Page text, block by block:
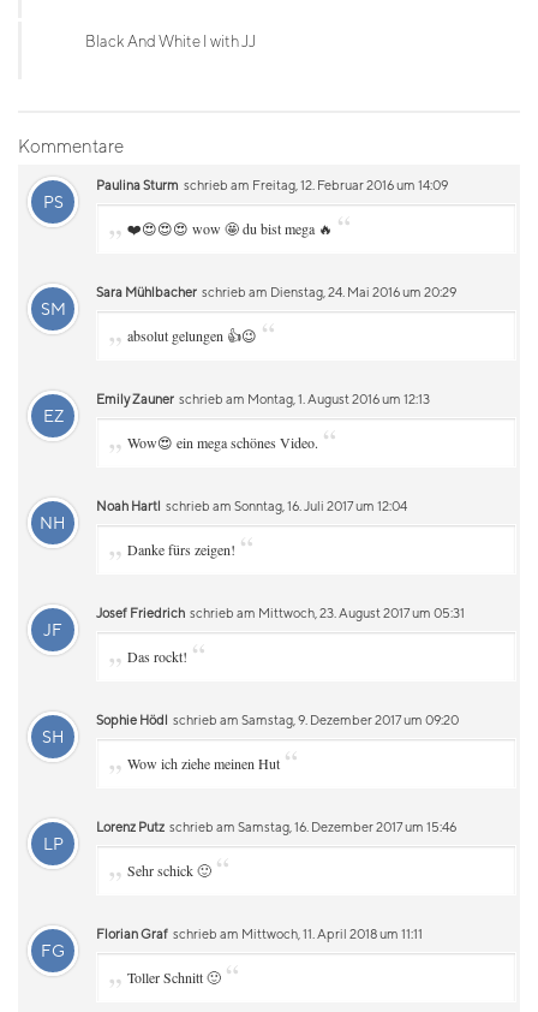
Black And White I with JJ
Kommentare
PS
Paulina Sturm schrieb am Freitag, 12. Februar 2016 um 14:09
„ ❤️😍😍😍 wow 🤩 du bist mega 🔥 “
SM
Sara Mühlbacher schrieb am Dienstag, 24. Mai 2016 um 20:29
„ absolut gelungen 👍😉 “
EZ
Emily Zauner schrieb am Montag, 1. August 2016 um 12:13
„ Wow😍 ein mega schönes Video. “
NH
Noah Hartl schrieb am Sonntag, 16. Juli 2017 um 12:04
„ Danke fürs zeigen! “
JF
Josef Friedrich schrieb am Mittwoch, 23. August 2017 um 05:31
„ Das rockt! “
SH
Sophie Hödl schrieb am Samstag, 9. Dezember 2017 um 09:20
„ Wow ich ziehe meinen Hut “
LP
Lorenz Putz schrieb am Samstag, 16. Dezember 2017 um 15:46
„ Sehr schick 🙂 “
FG
Florian Graf schrieb am Mittwoch, 11. April 2018 um 11:11
„ Toller Schnitt 🙂 “